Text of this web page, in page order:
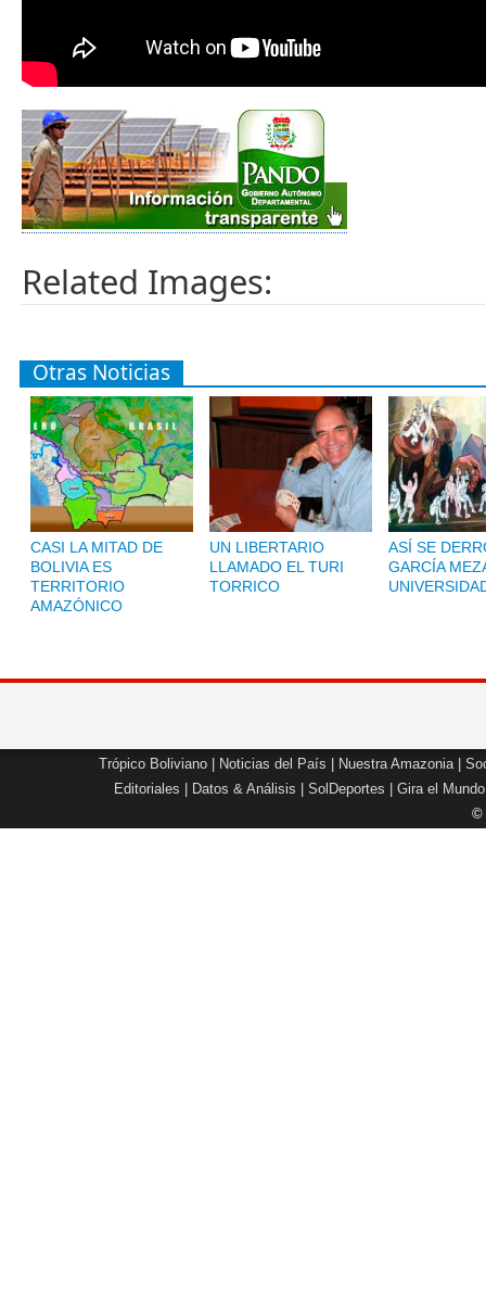
Related Images:
Otras Noticias
CASI LA MITAD DE
BOLIVIA ES
TERRITORIO
AMAZÓNICO
UN LIBERTARIO
LLAMADO EL TURI
TORRICO
ASÍ SE
GARCÍA
Trópico Boliviano Noticias del País Nuestra Amazonia|
Editoriales
Datos & Análisis SolDeportes Gira el Mundo
©